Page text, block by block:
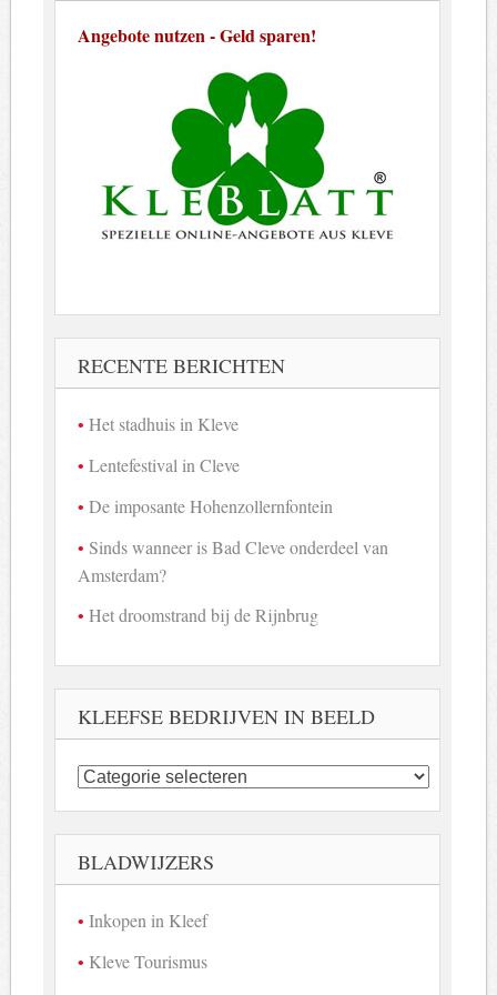
Angebote nutzen - Geld sparen!
RECENTE BERICHTEN
Het stadhuis in Kleve
Lentefestival in Cleve
De imposante Hohenzollernfontein
Sinds wanneer is Bad Cleve onderdeel van
Amsterdam?
Het droomstrand bij de Rijnbrug
KLEEFSE BEDRIJVEN IN BEELD
Kleefse
bedrijven
beeld
BLADWIJZERS
Inkopen in Kleef
Kleve Tourismus